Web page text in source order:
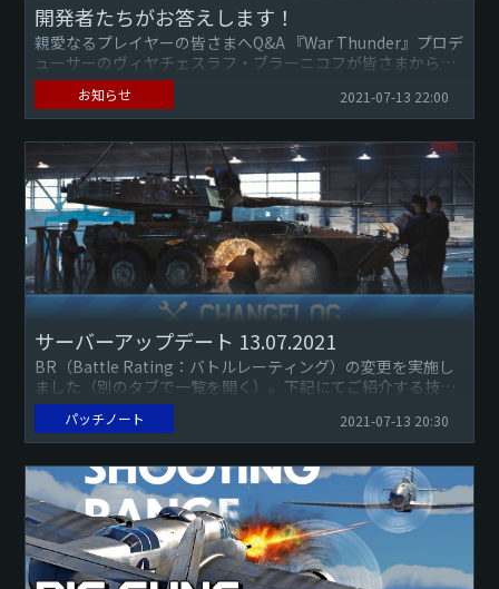
開発者たちがお答えします！
親愛なるプレイヤーの皆さまへQ&A 『War Thunder』プロデ
ューサーのヴィヤチェスラフ・ブラーニコフが皆さまからの
質問にお答えします！ 航空機 Q. リアリスティックバトル...
お知らせ 2021-07-13 22:00
サーバーアップデート 13.07.2021
BR（Battle Rating：バトルレーティング）の変更を実施し
ました（別のタブで一覧を開く）。下記にてご紹介する技術
ツリーの兵器に関する変更は、経済指標のアップデート実施
後に...パッチノート 2021-07-13 20:30